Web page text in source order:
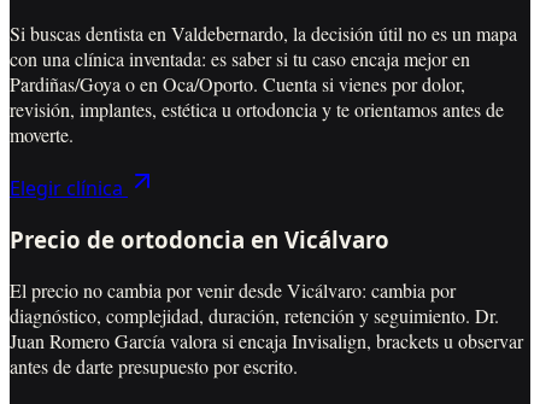
Si buscas dentista en Valdebernardo, la decisión útil no es un mapa
con una clínica inventada: es saber si tu caso encaja mejor en
Pardiñas/Goya o en Oca/Oporto. Cuenta si vienes por dolor,
revisión, implantes, estética u ortodoncia y te orientamos antes de
moverte.
Elegir clínica
Precio de ortodoncia en Vicálvaro
El precio no cambia por venir desde Vicálvaro: cambia por
diagnóstico, complejidad, duración, retención y seguimiento. Dr.
Juan Romero García valora si encaja Invisalign, brackets u observar
antes de darte presupuesto por escrito.